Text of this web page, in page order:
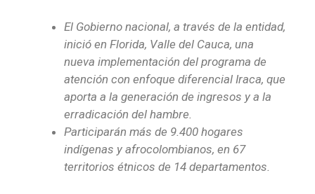
El Gobierno nacional, a través de la entidad,
inició en Florida, Valle del Cauca, una
nueva implementación del programa de
atención con enfoque diferencial Iraca, que
aporta a la generación de ingresos y a la
erradicación del hambre.
Participarán más de 9.400 hogares
indígenas y afrocolombianos, en 67
territorios étnicos de 14 departamentos.